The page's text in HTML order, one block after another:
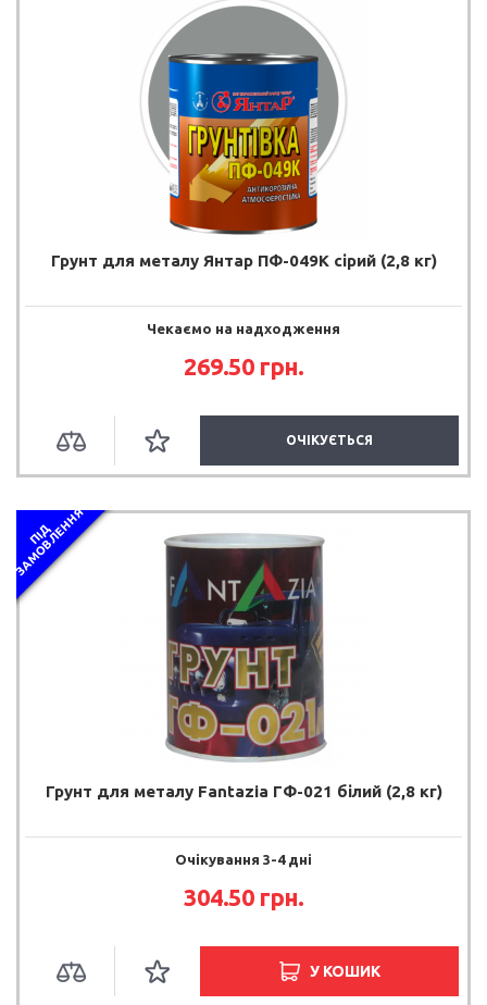
Грунт для металу Янтар ПФ-049К сірий (2,8 кг)
Чекаємо на надходження
269.50 грн.
ОЧІКУЄТЬСЯ
П
І
Д
З
А
М
О
В
Л
Е
Н
Н
Я
Грунт для металу Fantazia ГФ-021 білий (2,8 кг)
Очікування 3-4 дні
304.50 грн.
У КОШИК